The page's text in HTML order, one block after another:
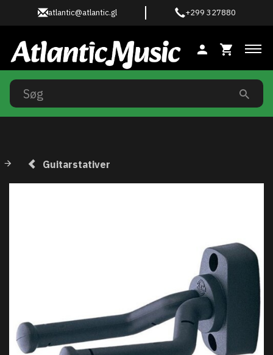
atlantic@atlantic.gl +299 327880
Guitarstativer